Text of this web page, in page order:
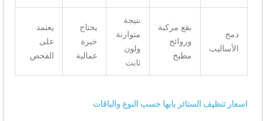
دمج
الأساليب
بقع مركبة
وروائح
مطبخ
نتيجة
متوازنة
ولون
ثابت
يحتاج
خبرة
عمالية
يعتمد
على
الفحص
اسعار تنظيف الستائر بابها حسب النوع والباقات